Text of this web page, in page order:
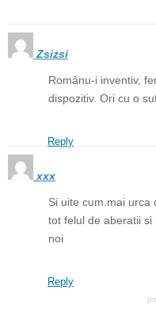
Zsizsi
Românu-i inventiv,
dispozitiv. Ori cu o
Reply
xxx
Si uite cum.mai urca
tot felul de aberatii
noi
Reply